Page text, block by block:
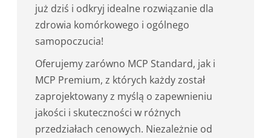
już dziś i odkryj idealne rozwiązanie dla
zdrowia komórkowego i ogólnego
samopoczucia!
Oferujemy zarówno MCP Standard, jak i
MCP Premium, z których każdy został
zaprojektowany z myślą o zapewnieniu
jakości i skuteczności w różnych
przedziałach cenowych. Niezależnie od